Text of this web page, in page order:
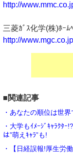
http://
三菱ｶﾞｽ化学(株)ﾎｰﾑ
http://
■関連記事
・あなたの順位は世
・大学もｲﾒｰｼﾞｷｬﾗｸﾀ
は”萌えｷｬﾗ”も!
・【日経誤報!厚生労